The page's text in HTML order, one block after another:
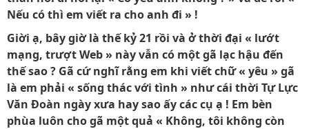
Nếu có thì em viết ra cho anh đi » !
Giời ạ, bây giờ là thế kỷ 21 rồi và ở thời đại « lướt
mạng, trượt Web » này vẫn có một gã lạc hậu đến
thế sao ? Gã cứ nghĩ rằng em khi viết chữ « yêu » gã
là em phải « sống thác với tình » như cái thời Tự Lực
Văn Ðoàn ngày xưa hay sao ấy các cụ ạ ! Em bèn
phùa luôn cho gã một quả « Không, tôi không còn